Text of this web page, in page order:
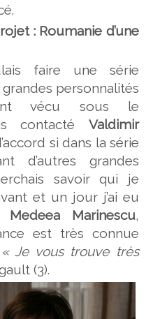
: Roumanie d’une
faire une série
personnalités
vécu sous le
contacté Valdimir
si dans la série
d’autres grandes
savoir qui je
et un jour j’ai eu
Medeea Marinescu,
est très connue
« Je vous trouve très
(3).